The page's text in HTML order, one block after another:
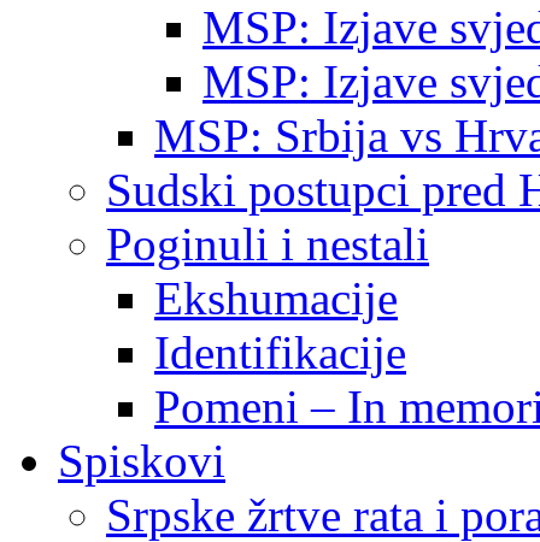
MSP: Izjave
MSP: Izjave
MSP: Srbija vs
Sudski postupci pred
Poginuli i nestali
Ekshumacije
Identifikacije
Pomeni – In
Spiskovi
Srpske žrtve rata i